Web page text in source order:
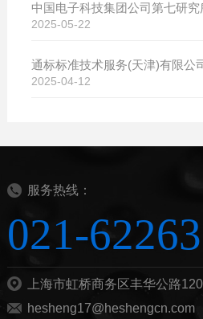
2025-05-22
2025-04-12
服务热线：
021-
上海市虹桥商务区丰华公路
hesheng17@heshengcn.com